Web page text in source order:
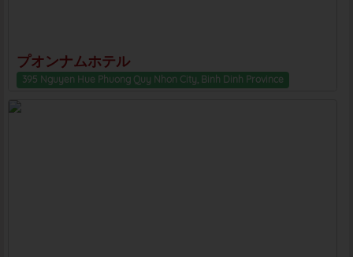
プオンナムホテル
395 Nguyen Hue Phuong Quy Nhon City, Binh Dinh Province